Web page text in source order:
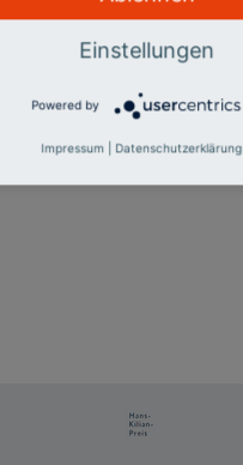
Impressum
Datenschutz
Einstellungen
Powered by
Impressum Datenschutzerklärung